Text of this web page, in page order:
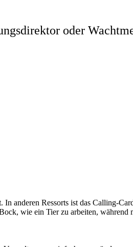
oder
anderen Ressorts ist das Calling-
wie ein Tier zu arbeiten, während